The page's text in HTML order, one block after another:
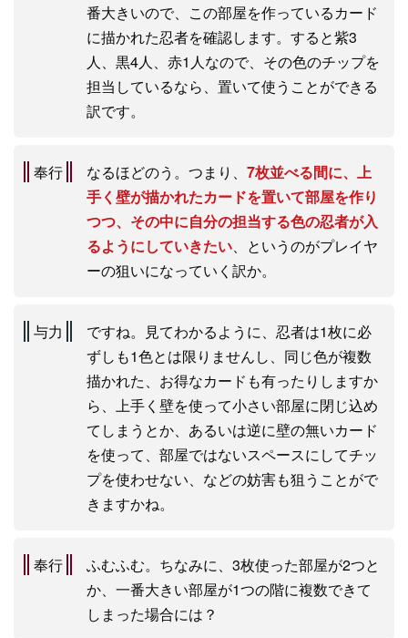
番大きいので、この部屋を作っているカード
に描かれた忍者を確認します。すると紫3
人、黒4人、赤1人なので、その色のチップを
担当しているなら、置いて使うことができる
訳です。
奉行 なるほどのう。つまり、 7枚並べる間に、上
手く壁が描かれたカードを置いて部屋を作り
つつ、その中に自分の担当する色の忍者が入
るようにしていきたい、というのがプレイヤ
ーの狙いになっていく訳か。
与力
ですね。見てわかるように、忍者は1枚に必
ずしも1色とは限りませんし、同じ色が複数
描かれた、お得なカードも有ったりしますか
ら、上手く壁を使って小さい部屋に閉じ込め
てしまうとか、あるいは逆に壁の無いカード
を使って、部屋ではないスペースにしてチッ
プを使わせない、などの妨害も狙うことがで
きますかね。
奉行
ふむふむ。ちなみに、3枚使った部屋が2つと
か、一番大きい部屋が1つの階に複数できて
しまった場合には？